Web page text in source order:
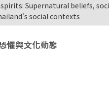
spirits: Supernatural beliefs,
social contexts
懼與文化動態